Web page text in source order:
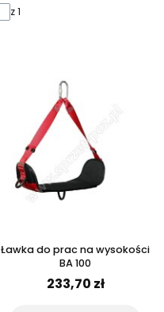
z 1
Ławka do prac na wysokości
BA 100
233,70 zł